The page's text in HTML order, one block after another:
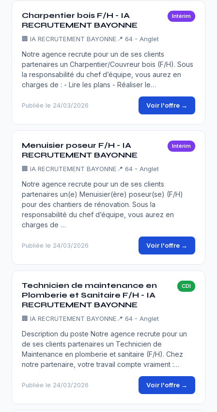
Charpentier bois F/H - IA
RECRUTEMENT BAYONNE
Intérim
🏢 IA RECRUTEMENT BAYONNE 📍 64 - Anglet
Notre agence recrute pour un de ses clients
partenaires un Charpentier/Couvreur bois (F/H). Sous
la responsabilité du chef d’équipe, vous aurez en
charges de : - Lire les plans - Réaliser le…
Publiée le 24/03/2026 Voir l'offre →
Menuisier poseur F/H - IA
RECRUTEMENT BAYONNE
Intérim
🏢 IA RECRUTEMENT BAYONNE 📍 64 - Anglet
Notre agence recrute pour un de ses clients
partenaires un(e) Menuisier(ère) poseur(se) (F/H)
pour des chantiers de rénovation. Sous la
responsabilité du chef d’équipe, vous aurez en
charges de …
Publiée le 24/03/2026 Voir l'offre →
Technicien de maintenance en
Plomberie et Sanitaire F/H - IA
RECRUTEMENT BAYONNE
CDI
🏢 IA RECRUTEMENT BAYONNE 📍 64 - Anglet
Description du poste Notre agence recrute pour un
de ses clients partenaires un Technicien de
Maintenance en plomberie et sanitaire (F/H). Chez
notre partenaire, votre travail compte vraiment :…
Publiée le 24/03/2026 Voir l'offre →